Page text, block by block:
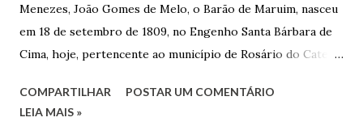
Menezes, João Gomes de Melo, o Barão de Maruim, nasceu
em 18 de setembro de 1809, no Engenho Santa Bárbara de
Cima, hoje, pertencente ao município de Rosário do Catete.
José de Faro Leitão, porém o casamento acabou com o
COMPARTILHAR
POSTAR UM COMENTÁRIO
LEIA MAIS »